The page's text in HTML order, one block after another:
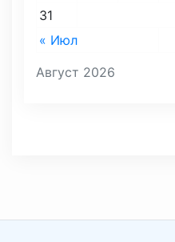
Август 2026
« Июл
31